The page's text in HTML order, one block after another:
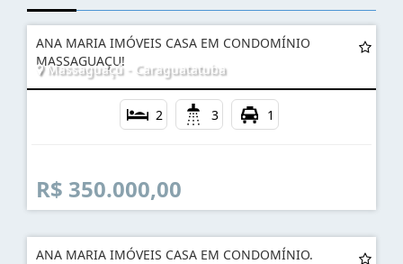
ANA MARIA IMÓVEIS CASA EM CONDOMÍNIO
MASSAGUAÇU!
Massaguaçú - Caraguatatuba
2 3 1
R$ 350.000,00
ANA MARIA IMÓVEIS CASA EM CONDOMÍNIO.